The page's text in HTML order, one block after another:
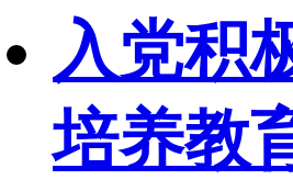
入党积
培养教